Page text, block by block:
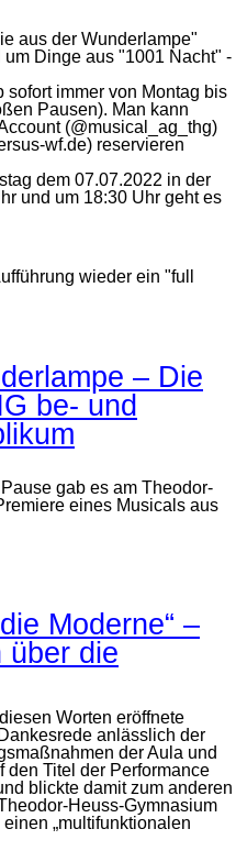
aus der Wunderlampe"
Dinge aus "1001 Nacht" -
immer von Montag bis
Pausen). Man kann
(@musical_ag_thg)
wf.de) reservieren
dem 07.07.2022 in der
und um 18:30 Uhr geht es
wieder ein "full
– Die
be- und
gab es am Theodor-
eines Musicals aus
Moderne“ –
über die
Worten eröffnete
anlässlich der
der Aula und
den Titel der Performance
blickte damit zum anderen
Heuss-Gymnasium
„multifunktionalen